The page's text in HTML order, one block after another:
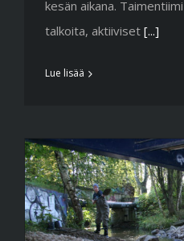
kesän aikana.
talkoita, aktiiviset [...]
Lue lisää